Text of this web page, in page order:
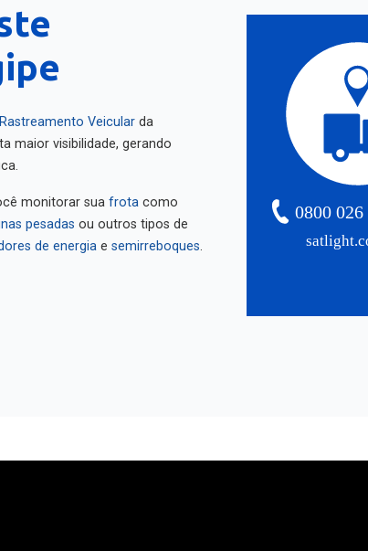
Rastreamento Veicular
da
maior visibilidade, gerando
monitorar sua frota
pesadas
ou outros tipos de
de energia semirreboques
0800 026